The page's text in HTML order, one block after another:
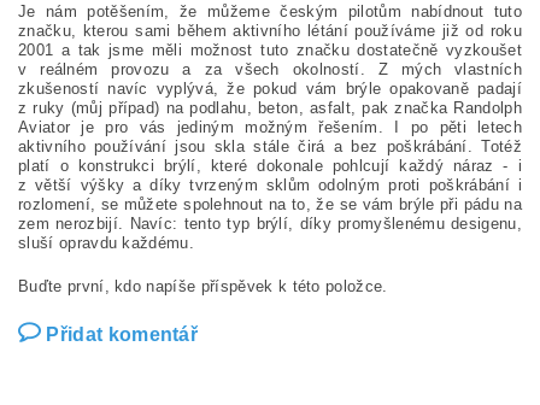
Je nám potěšením, že můžeme českým pilotům nabídnout tuto
značku, kterou sami během aktivního létání používáme již od roku
2001 a tak jsme měli možnost tuto značku dostatečně vyzkoušet
v reálném provozu a za všech okolností. Z mých vlastních
zkušeností navíc vyplývá, že pokud vám brýle opakovaně padají
z ruky (můj případ) na podlahu, beton, asfalt, pak značka Randolph
Aviator je pro vás jediným možným řešením. I po pěti letech
aktivního používání jsou skla stále čirá a bez poškrábání. Totéž
platí o konstrukci brýlí, které dokonale pohlcují každý náraz - i
z větší výšky a díky tvrzeným sklům odolným proti poškrábání i
rozlomení, se můžete spolehnout na to, že se vám brýle při pádu na
zem nerozbijí. Navíc: tento typ brýlí, díky promyšlenému desigenu,
sluší opravdu každému.
Buďte první, kdo napíše příspěvek k této položce.
Přidat komentář